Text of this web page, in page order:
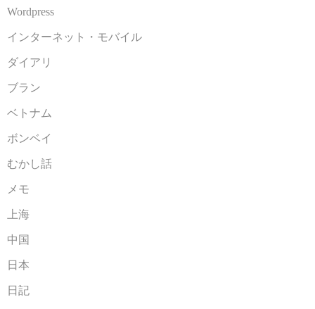
Wordpress
インターネット・モバイル
ダイアリ
ブラン
ベトナム
ボンベイ
むかし話
メモ
上海
中国
日本
日記